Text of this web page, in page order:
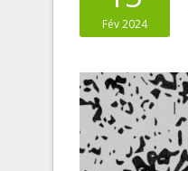
Fév 2024